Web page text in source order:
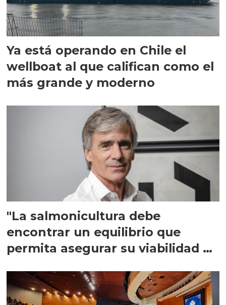
Ya está operando en Chile el
wellboat al que califican como el
más grande y moderno
"La salmonicultura debe
encontrar un equilibrio que
permita asegurar su viabilidad de